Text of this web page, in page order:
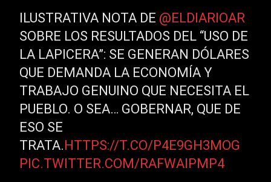
ILUSTRATIVA NOTA DE @ELDIARIOAR
SOBRE LOS RESULTADOS DEL “USO DE
LA LAPICERA”: SE GENERAN DÓLARES
QUE DEMANDA LA ECONOMÍA Y
TRABAJO GENUINO QUE NECESITA EL
PUEBLO. O SEA… GOBERNAR, QUE DE
ESO SE
TRATA. HTTPS://T.CO/P4E9GH3MOG
PIC.TWITTER.COM/RAFWAIPMP4